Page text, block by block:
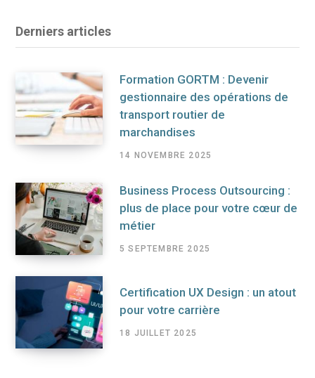
Derniers articles
Formation GORTM : Devenir
gestionnaire des opérations de
transport routier de
marchandises
14 NOVEMBRE 2025
Business Process Outsourcing :
plus de place pour votre cœur de
métier
5 SEPTEMBRE 2025
Certification UX Design : un atout
pour votre carrière
18 JUILLET 2025